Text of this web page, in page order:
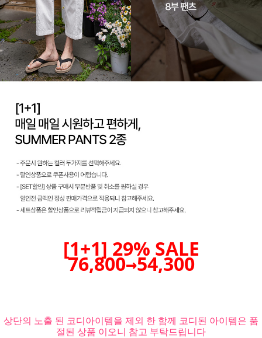
[1+1] 29% SALE
76,800→54,300
상단의 노출 된 코디아이템을 제외 한 함께 코디된 아이템은 품
절된 상품 이오니 참고 부탁드립니다